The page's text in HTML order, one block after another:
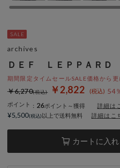
ＤＥＦ ＬＥＰＰＡＲＤ
期間限定タイムセールSALE価格から
￥2,822 54
￥6,270
ポイント ： 26ポイント～獲得 詳細は
カートに入れ
archives
¥5,500 以上で送料無料 詳細はこ